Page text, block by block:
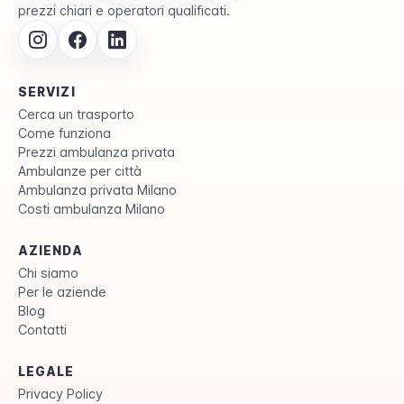
prezzi chiari e operatori qualificati.
SERVIZI
Cerca un trasporto
Come funziona
Prezzi ambulanza privata
Ambulanze per città
Ambulanza privata Milano
Costi ambulanza Milano
AZIENDA
Chi siamo
Per le aziende
Blog
Contatti
LEGALE
Privacy Policy